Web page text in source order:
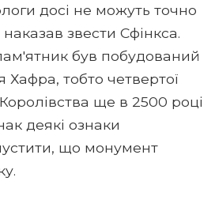
досі не можуть точно
звести Сфінкса.
був побудований
Хафра, тобто четвертої
ще в 2500 році
деякі ознаки
що монумент